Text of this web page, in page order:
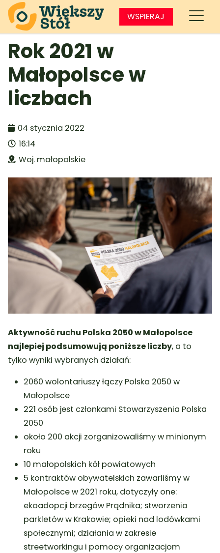
WSPIERAJ
Rok 2021 w
Małopolsce w
liczbach
04 stycznia 2022
16:14
Woj. małopolskie
Aktywność ruchu Polska 2050 w Małopolsce
najlepiej podsumowują poniższe liczby, a to
tylko wyniki wybranych działań:
2060 wolontariuszy łączy Polska 2050 w
Małopolsce
221 osób jest członkami Stowarzyszenia Polska
2050
około 200 akcji zorganizowaliśmy w minionym
roku
10 małopolskich kół powiatowych
5 kontraktów obywatelskich zawarliśmy w
Małopolsce w 2021 roku, dotyczyły one:
ekoadopcji brzegów Prądnika; stworzenia
parkletów w Krakowie; opieki nad lodówkami
społecznymi; działania w zakresie
streetworkingu i pomocy organizacjom